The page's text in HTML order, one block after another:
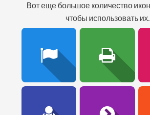
вот еще большое количество иконок для вас,
чтобы использовать их.